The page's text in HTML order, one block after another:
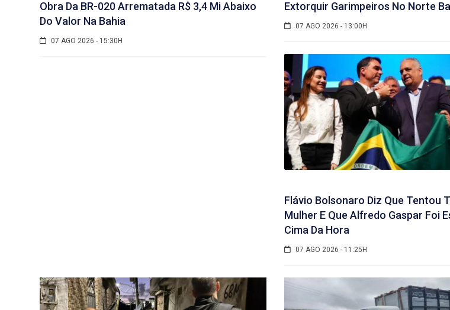
Obra Da BR-020 Arrematada R$ 3,4 Mi Abaixo
Do Valor Na Bahia
07 AGO 2026 - 15:30H
Extorquir Garimpeiros No Norte
07 AGO 2026 - 13:00H
Flávio Bolsonaro Diz Que Tentou
Mulher E Que Alfredo Gaspar Foi
Cima Da Hora
07 AGO 2026 - 11:25H